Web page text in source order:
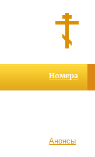
Номера
Анонсы